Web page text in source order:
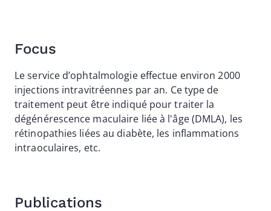
Focus
Le service d’ophtalmologie effectue environ 2000
injections intravitréennes par an. Ce type de
traitement peut être indiqué pour traiter la
dégénérescence maculaire liée à l'âge (DMLA), les
rétinopathies liées au diabète, les inflammations
intraoculaires, etc.
Publications